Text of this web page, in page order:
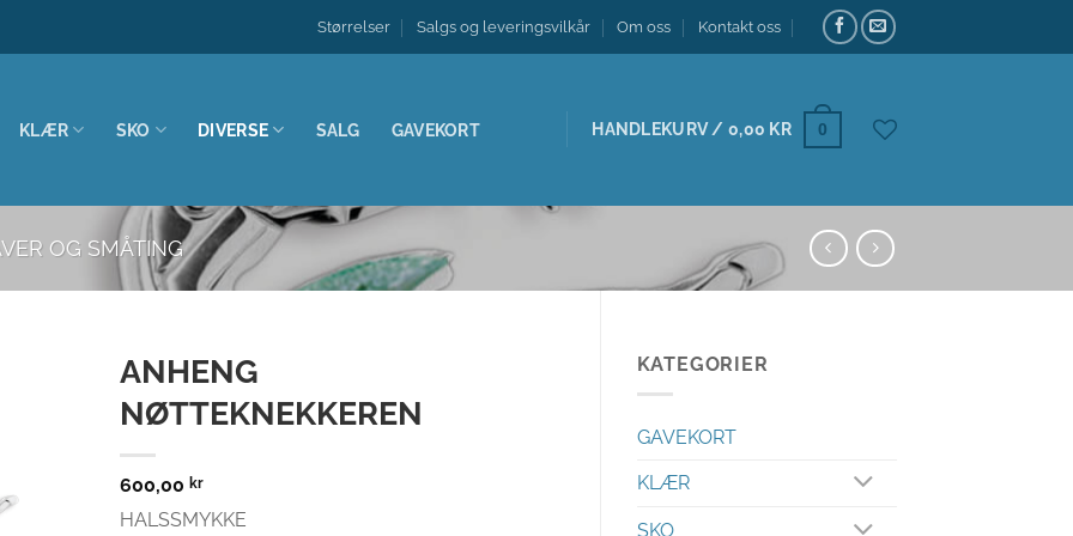
Størrelser Salgs og leveringsvilkår Om oss Kontakt oss
KLÆR SKO DIVERSE SALG GAVEKORT HANDLEKURV / 0,00 KR 0
OG SMÅTING
KATEGORIER
GAVEKORT
KLÆR
SKO
ANHENG
NØTTEKNEKKEREN
600,00 kr
HALSSMYKKE